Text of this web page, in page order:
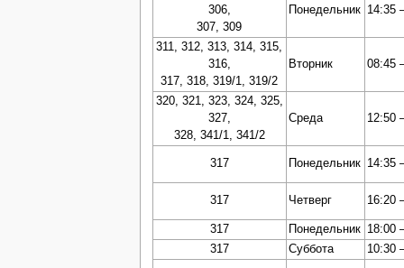
306,
307, 309
Понедельник 14:35
311, 312, 313, 314, 315,
316,
317, 318, 319/1, 319/2
Вторник 08:45
320, 321, 323, 324, 325,
327,
328, 341/1, 341/2
Среда 12:50
317 Понедельник 14:35
317 Четверг 16:20
317 Понедельник 18:00
317
Суббота 10:30